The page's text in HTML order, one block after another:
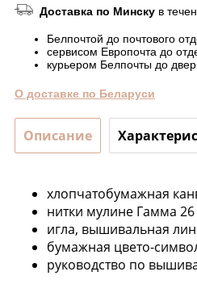
Доставка по Минску в
Белпочтой до почтового
сервисом Европочта до
курьером Белпочты до
О доставке по Беларуси
Описание
хлопчатобумажная
нитки мулине Гамма
игла, вышивальная
бумажная цвето-
руководство по